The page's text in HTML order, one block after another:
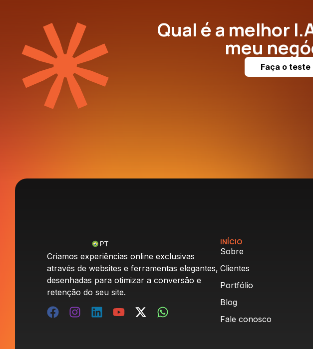
Qual é a melhor
meu
Faça o teste
PT
Criamos experiências online exclusivas
através de websites e ferramentas elegantes,
desenhadas para otimizar a conversão e
retenção do seu site.
INÍCIO
Sobre
Clientes
Portfólio
Blog
Fale conosco